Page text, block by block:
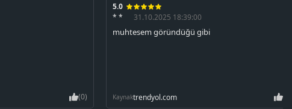
(0)
5.0
* *
31.10.2025 18:39:00
muhtesem göründüğü gibi
Kaynaktrendyol.com